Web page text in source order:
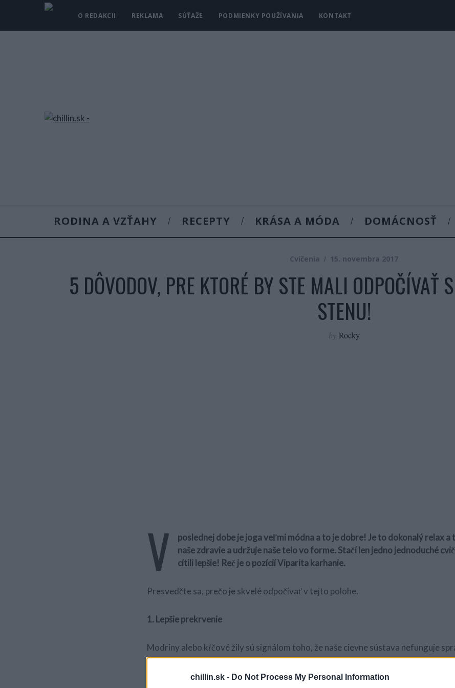
chillin.sk - Do Not Process My Personal Information
O REDAKCII REKLAMA SÚŤAŽE PODMIENKY POUŽÍVANIA KONTAKT
RODINA A VZŤAHY RECEPTY KRÁSA A MÓDA DOMÁCNOSŤ
Cvičenia 15. novembra 2017
5 DÔVODOV, PRE KTORÉ BY STE MALI ODPOČÍVAŤ
STENU!
by Rocky
V
poslednej dobe je joga veľmi módna a to je dobre! Je to dokonalý relax a
naše zdravie a udržuje naše telo vo forme. Stačí len jedno jednoduché
cítili lepšie! Reč je o pozícií Viparita karhanie.
Presvedčte sa, prečo je skvelé odpočívať v tejto polohe.
1. Lepšie prekrvenie
Modriny alebo kŕčové žily sú signálom toho, že naše cievne sústava nefunguje
oprieme nohy o stenu sa krvný obeh dostáva do normy a nohy získajú pocit